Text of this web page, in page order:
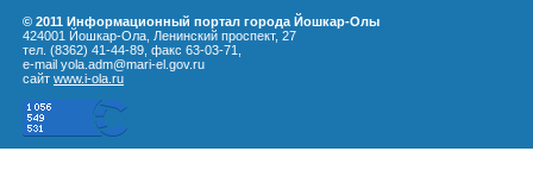
© 2011 Информационный портал города Йошкар-Олы
424001 Йошкар-Ола, Ленинский проспект, 27
тел. (8362) 41-44-89, факс 63-03-71,
e-mail yola.adm@mari-el.gov.ru
сайт www.i-ola.ru